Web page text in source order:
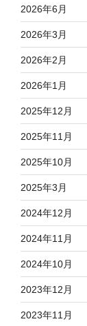
2026年6月
2026年3月
2026年2月
2026年1月
2025年12月
2025年11月
2025年10月
2025年3月
2024年12月
2024年11月
2024年10月
2023年12月
2023年11月